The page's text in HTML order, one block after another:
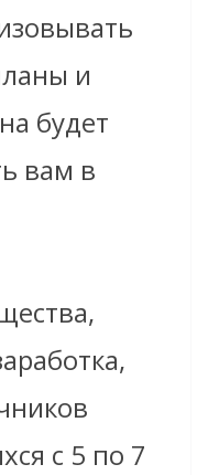
и
будет
вам в
с 5 по 7